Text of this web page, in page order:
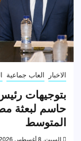
الاخبار العاب جماعية
بتوجيهات رئيس
حاسم لبعثة
المتوسط
السبت, 8 أغسطس 2026, 10:14 م